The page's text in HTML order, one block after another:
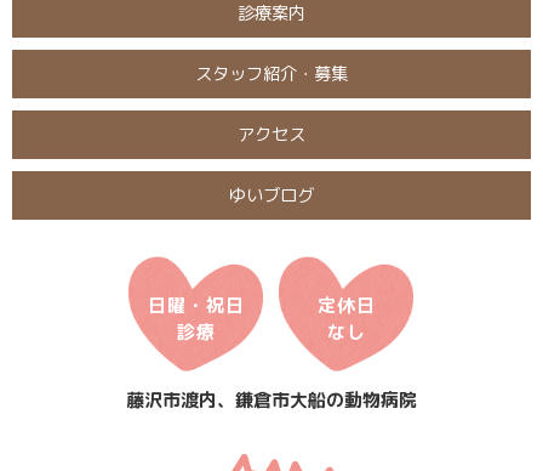
診療案内
スタッフ紹介・募集
アクセス
ゆいブログ
日曜・祝日
診療
定休日
なし
藤沢市渡内、鎌倉市大船の動物病院